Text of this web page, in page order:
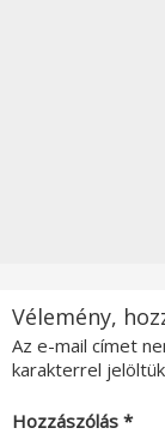
Vélemény,
Az e-mail címet
karakterrel jelöltük
Hozzászólás *